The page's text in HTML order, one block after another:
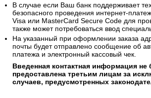
В случае если Ваш банк поддерживает
безопасного проведения интернет-
Visa или MasterCard Secure Code для
также может потребоваться ввод
На указанный при оформлении заказа
почты будет отправлено сообщение об
платежа и электронный кассовый чек.
Введенная контактная информация не
предоставлена третьим лицам за
случаев, предусмотренных